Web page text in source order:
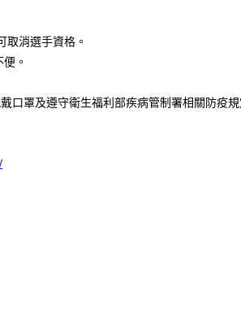
消選手資格。
。
罩及遵守衛生福利部疾病管制署相關防疫規